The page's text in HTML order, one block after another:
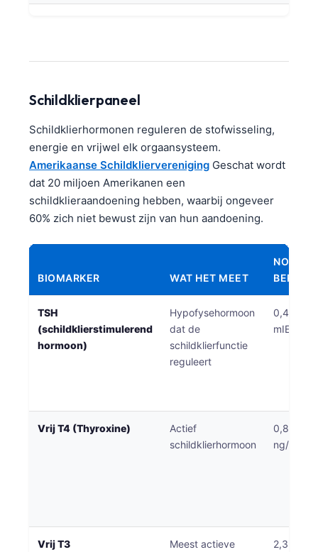
Schildklierpaneel
Schildklierhormonen reguleren de stofwisseling,
energie en vrijwel elk orgaansysteem.
Amerikaanse Schildkliervereniging Geschat wordt
dat 20 miljoen Amerikanen een
schildklieraandoening hebben, waarbij ongeveer
60% zich niet bewust zijn van hun aandoening.
BIOMARKER WAT HET MEET
BEREIK
TSH
(schildklierstimulerend
hormoon)
Hypofysehormoon
dat de
schildklierfunctie
reguleert
0,4-4,0
mIE/L
Vrij T4 (Thyroxine)
Actief
schildklierhormoon
0,8-1,8
ng/dL
Vrij T3
Meest actieve
2,3-4,2
O‘zbekcha
Slovenčina
සිංහල
অসমীয়া
Македонски јазик
Euskara
Gàidhlig
Occitan
العربية المغربية
Afrikaans
Монгол
ئۇيغۇرچە